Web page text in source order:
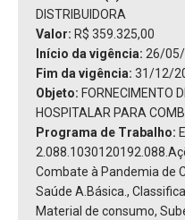
DISTRIBUIDORA
Valor: R$ 359.325,00
Início da vigência: 26/
Fim da vigência: 31/12/
Objeto: FORNECIMENTO
HOSPITALAR PARA
Programa de Trabalho:
Combate à Pandemia de
Saúde A.Básica.,
Material de consumo,